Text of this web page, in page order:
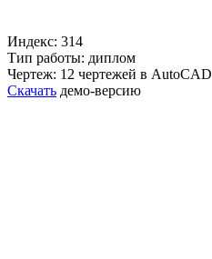
Индекс: 314
Тип работы: диплом
Чертеж: 12 чертежей в AutoCAD
Скачать демо-версию